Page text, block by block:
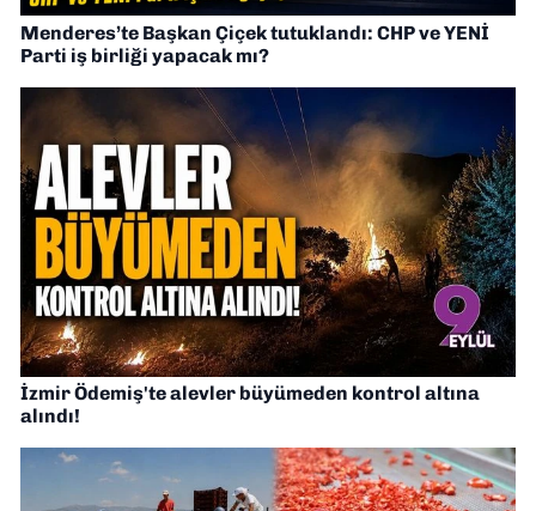
Menderes’te Başkan Çiçek tutuklandı: CHP ve YENİ
Parti iş birliği yapacak mı?
İzmir Ödemiş'te alevler büyümeden kontrol altına
alındı!